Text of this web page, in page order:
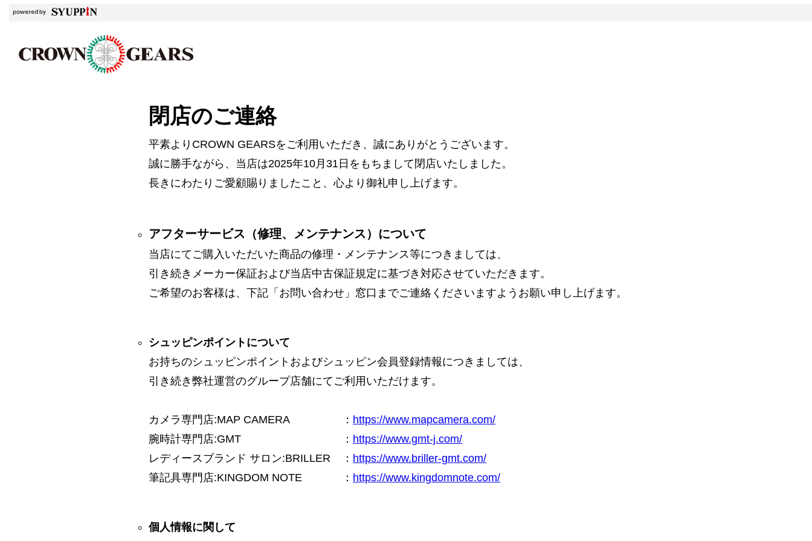
閉店のご連絡
平素よりCROWN GEARSをご利用いただき、誠にありがとうございます。
誠に勝手ながら、当店は2025年10月31日をもちまして閉店いたしました。
長きにわたりご愛顧賜りましたこと、心より御礼申し上げます。
アフターサービス（修理、メンテナンス）について
当店にてご購入いただいた商品の修理・メンテナンス等につきましては、
引き続きメーカー保証および当店中古保証規定に基づき対応させていただきます。
ご希望のお客様は、下記「お問い合わせ」窓口までご連絡くださいますようお願い申し上げます。
シュッピンポイントについて
お持ちのシュッピンポイントおよびシュッピン会員登録情報につきましては、
引き続き弊社運営のグループ店舗にてご利用いただけます。
カメラ専門店:MAP CAMERA ： https://www.mapcamera.com/
腕時計専門店:GMT
： https://www.gmt-j.com/
レディースブランド サロン:BRILLER
： https://www.briller-gmt.com/
筆記具専門店:KINGDOM NOTE
： https://www.kingdomnote.com/
個人情報に関して